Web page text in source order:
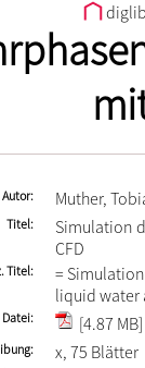
Autor Muther,
Titel
Simulation
CFD
Titel
=
liquid water
Datei [4.87 MB]
x, 75 Blätter